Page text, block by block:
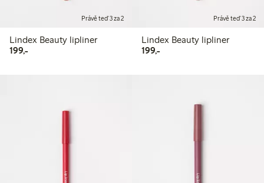
Právě teď 3 za 2
Lindex Beauty lipliner
199,-199,00 Kč
Právě teď 3 za 2
Lindex Beauty lipliner
199,-199,00 Kč